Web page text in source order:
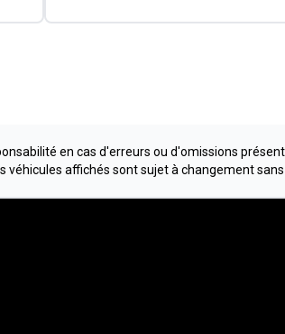
en cas d'erreurs ou d'omissions
véhicules affichés sont sujet à changement sans